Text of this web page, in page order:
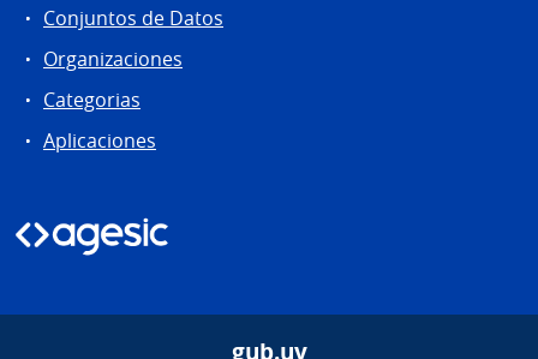
Conjuntos de Datos
Organizaciones
Categorias
Aplicaciones
gub.uy